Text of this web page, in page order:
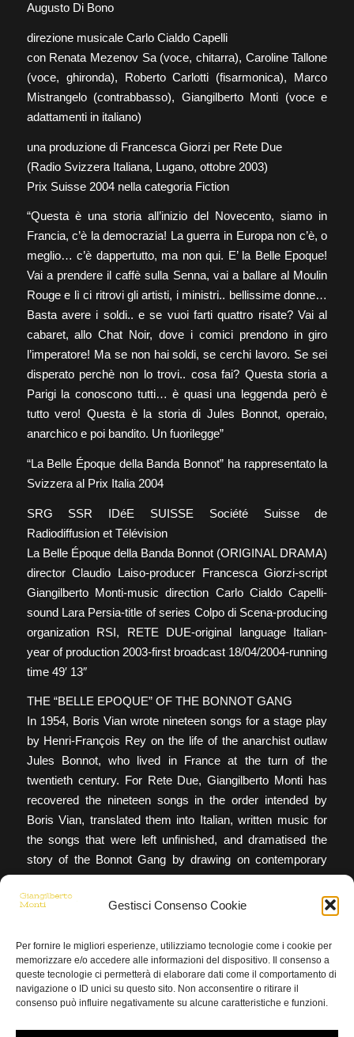
Gestisci Consenso Cookie
Per fornire le migliori esperienze, utilizziamo tecnologie come i cookie per
memorizzare e/o accedere alle informazioni del dispositivo. Il consenso a
queste tecnologie ci permetterà di elaborare dati come il comportamento di
navigazione o ID unici su questo sito. Non acconsentire o ritirare il
consenso può influire negativamente su alcune caratteristiche e funzioni.
Augusto Di Bono
direzione musicale Carlo Cialdo Capelli
con Renata Mezenov Sa (voce, chitarra), Caroline Tallone
(voce, ghironda), Roberto Carlotti (fisarmonica), Marco
Mistrangelo (contrabbasso), Giangilberto Monti (voce e
adattamenti in italiano)
una produzione di Francesca Giorzi per Rete Due
(Radio Svizzera Italiana, Lugano, ottobre 2003)
Prix Suisse 2004 nella categoria Fiction
“Questa è una storia all’inizio del Novecento, siamo in
Francia, c’è la democrazia! La guerra in Europa non c’è, o
meglio… c’è dappertutto, ma non qui. E’ la Belle Epoque!
Vai a prendere il caffè sulla Senna, vai a ballare al Moulin
Rouge e lì ci ritrovi gli artisti, i ministri.. bellissime donne…
Basta avere i soldi.. e se vuoi farti quattro risate? Vai al
cabaret, allo Chat Noir, dove i comici prendono in giro
l’imperatore! Ma se non hai soldi, se cerchi lavoro. Se sei
disperato perchè non lo trovi.. cosa fai? Questa storia a
Parigi la conoscono tutti… è quasi una leggenda però è
tutto vero! Questa è la storia di Jules Bonnot, operaio,
anarchico e poi bandito. Un fuorilegge”
“La Belle Époque della Banda Bonnot” ha rappresentato la
Svizzera al Prix Italia 2004
SRG SSR IDéE SUISSE Société Suisse de
Radiodiffusion et Télévision
La Belle Époque della Banda Bonnot (ORIGINAL DRAMA)
director Claudio Laiso-producer Francesca Giorzi-script
Giangilberto Monti-music direction Carlo Cialdo Capelli-
sound Lara Persia-title of series Colpo di Scena-producing
organization RSI, RETE DUE-original language Italian-
year of production 2003-first broadcast 18/04/2004-running
time 49′ 13″
THE “BELLE EPOQUE” OF THE BONNOT GANG
In 1954, Boris Vian wrote nineteen songs for a stage play
by Henri-François Rey on the life of the anarchist outlaw
Jules Bonnot, who lived in France at the turn of the
twentieth century. For Rete Due, Giangilberto Monti has
recovered the nineteen songs in the order intended by
Boris Vian, translated them into Italian, written music for
the songs that were left unfinished, and dramatised the
story of the Bonnot Gang by drawing on contemporary
documents.
Condividi questo articolo